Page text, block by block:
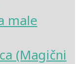
male
(Magični